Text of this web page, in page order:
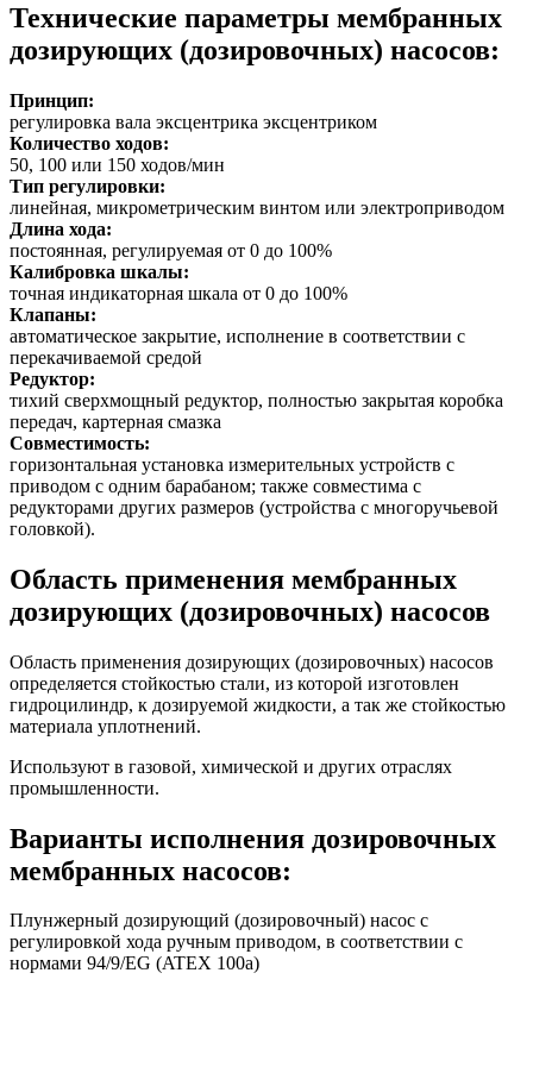
Технические параметры мембранных
дозирующих (дозировочных) насосов:
Принцип:
регулировка вала эксцентрика эксцентриком
Количество ходов:
50, 100 или 150 ходов/мин
Тип регулировки:
линейная, микрометрическим винтом или электроприводом
Длина хода:
постоянная, регулируемая от 0 до 100%
Калибровка шкалы:
точная индикаторная шкала от 0 до 100%
Клапаны:
автоматическое закрытие, исполнение в соответствии с
перекачиваемой средой
Редуктор:
тихий сверхмощный редуктор, полностью закрытая коробка
передач, картерная смазка
Совместимость:
горизонтальная установка измерительных устройств с
приводом с одним барабаном; также совместима с
редукторами других размеров (устройства с многоручьевой
головкой).
Область применения мембранных
дозирующих (дозировочных) насосов
Область применения дозирующих (дозировочных) насосов
определяется стойкостью стали, из которой изготовлен
гидроцилиндр, к дозируемой жидкости, а так же стойкостью
материала уплотнений.
Используют в газовой, химической и других отраслях
промышленности.
Варианты исполнения дозировочных
мембранных насосов:
Плунжерный дозирующий (дозировочный) насос с
регулировкой хода ручным приводом, в соответствии с
нормами 94/9/EG (ATEX 100a)